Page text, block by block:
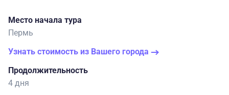
Место начала тура
Пермь
Узнать стоимость из Вашего города
Продолжительность
4 дня